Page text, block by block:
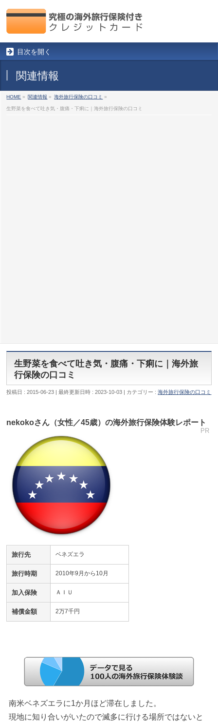
目次を開く
関連情報
HOME » 関連情報 » 海外旅行保険の口コミ »
生野菜を食べて吐き気・腹痛・下痢に｜海外旅行保険の口コミ
生野菜を食べて吐き気・腹痛・下痢に｜海外旅
行保険の口コミ
投稿日 : 2015-06-23 最終更新日時 : 2023-10-03 カテゴリー :海外旅行保険の口コミ
nekokoさん（女性／45歳）の海外旅行保険体験レポート
PR
旅行先 ベネズエラ
旅行時期 2010年9月から10月
加入保険 ＡＩＵ
補償金額 2万7千円
南米ベネズエラに1か月ほど滞在しました。
現地に知り合いがいたので滅多に行ける場所ではないと